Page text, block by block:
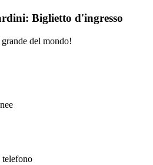
Biglietto d'ingresso
del mondo!